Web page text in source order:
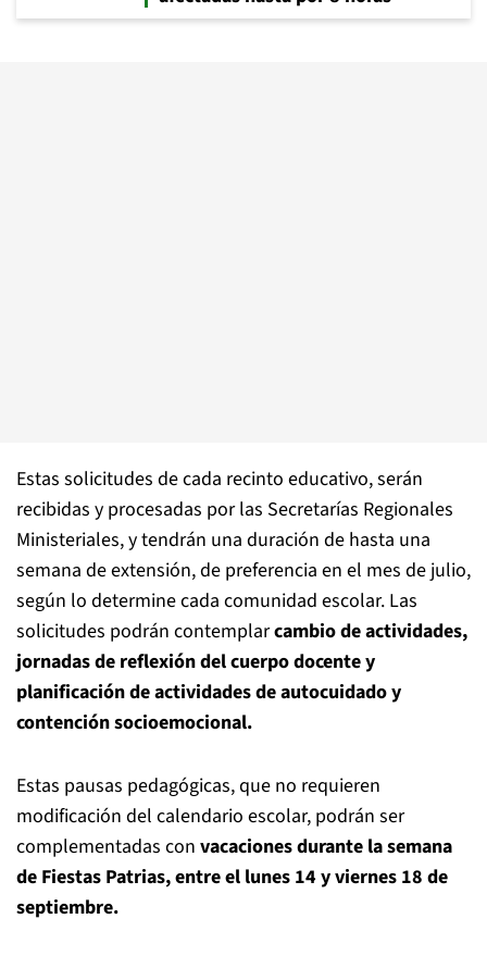
Estas solicitudes de cada recinto educativo, serán
recibidas y procesadas por las Secretarías Regionales
Ministeriales, y tendrán una duración de hasta una
semana de extensión, de preferencia en el mes de julio,
según lo determine cada comunidad escolar. Las
solicitudes podrán contemplarcambio de actividades,
jornadas de reflexión del cuerpo docente y
planificación de actividades de autocuidado y
contención socioemocional.
Estas pausas pedagógicas, que no requieren
modificación del calendario escolar, podrán ser
complementadas con vacaciones durante la semana
de Fiestas Patrias, entre el lunes 14 y viernes 18 de
septiembre.